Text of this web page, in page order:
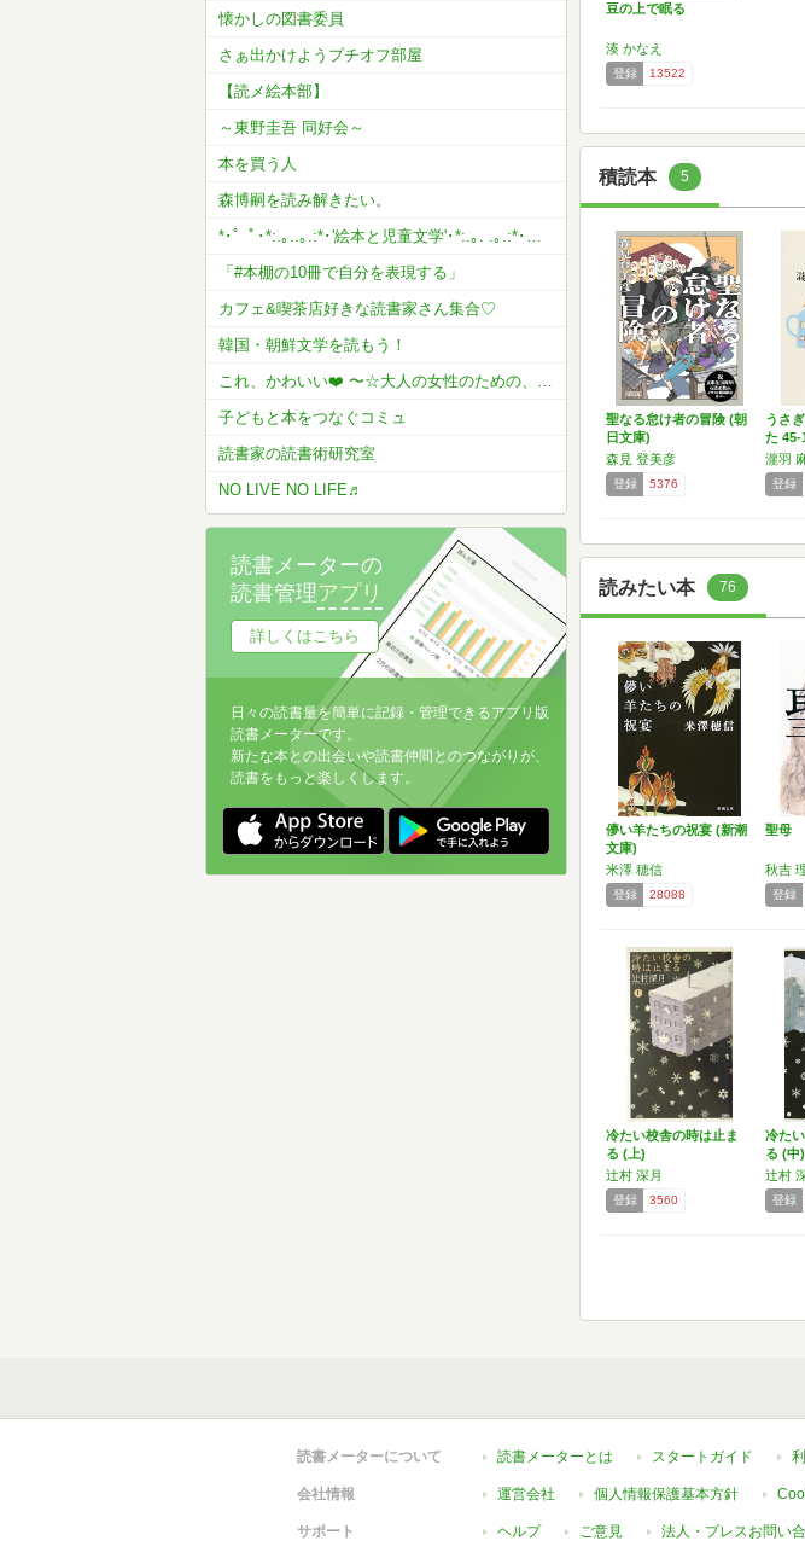
豆の上で眠る
湊 かなえ
登録 13522
積読本 5
聖なる怠け者の冒険 (朝
日文庫)
森見 登美彦
登録 5376
うさ
た 45-
瀧羽
登録
読みたい本 76
儚い羊たちの祝宴 (新潮
文庫)
米澤 穂信
登録 28088
聖母
秋吉
登録
冷たい校舎の時は止ま
る (上)
辻村 深月
登録 3560
冷た
る (中)
辻村
登録
懐かしの図書委員
さぁ出かけようプチオフ部屋
【読メ絵本部】
～東野圭吾 同好会～
本を買う人
森博嗣を読み解きたい。
*･゜ﾟ･*:.｡..｡.:*･'絵本と児童文学'･*:.｡. .｡.:*･゜ﾟ･*
「#本棚の10冊で自分を表現する」
カフェ&喫茶店好きな読書家さん集合♡
韓国・朝鮮文学を読もう！
これ、かわいい❤️ 〜☆大人の女性のための、ゆるコミュ☆〜
子どもと本をつなぐコミュ
読書家の読書術研究室
NO LIVE NO LIFE♬
読書メーターの
読書管理アプリ
詳しくはこちら
日々の読書量を簡単に記録・管理できるアプリ版
読書メーターです。
新たな本との出会いや読書仲間とのつながりが、
読書をもっと楽しくします。
読書メーターについて 読書メーターとは スタートガイド
会社情報 運営会社 個人情報保護基本方針
サポート ヘルプ ご意見 法人・プレスお問い